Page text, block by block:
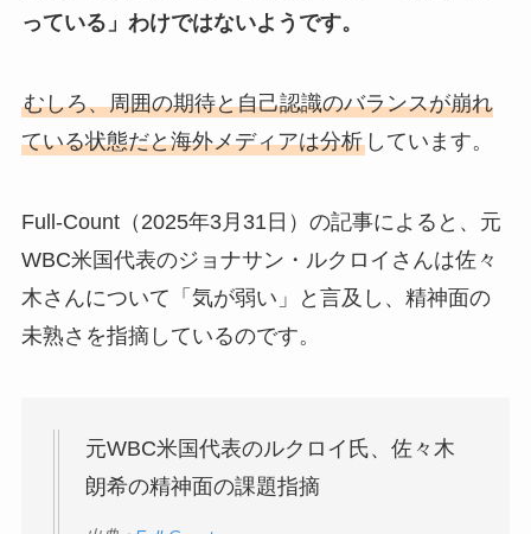
っている」わけではないようです。
むしろ、周囲の期待と自己認識のバランスが崩れ
ている状態だと海外メディアは分析しています。
Full-Count（2025年3月31日）の記事によると、元
WBC米国代表のジョナサン・ルクロイさんは佐々
木さんについて「気が弱い」と言及し、精神面の
未熟さを指摘しているのです。
元WBC米国代表のルクロイ氏、佐々木
朗希の精神面の課題指摘